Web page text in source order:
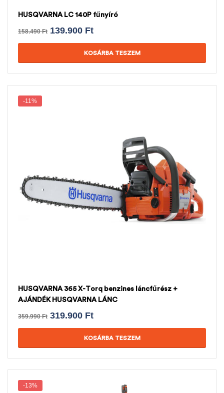
HUSQVARNA LC 140P fűnyíró
158.490Ft 139.900 Ft
KOSÁRBA TESZEM
-11%
HUSQVARNA 365 X-Torq benzines láncfűrész +
AJÁNDÉK HUSQVARNA LÁNC
359.990Ft 319.900 Ft
KOSÁRBA TESZEM
-13%